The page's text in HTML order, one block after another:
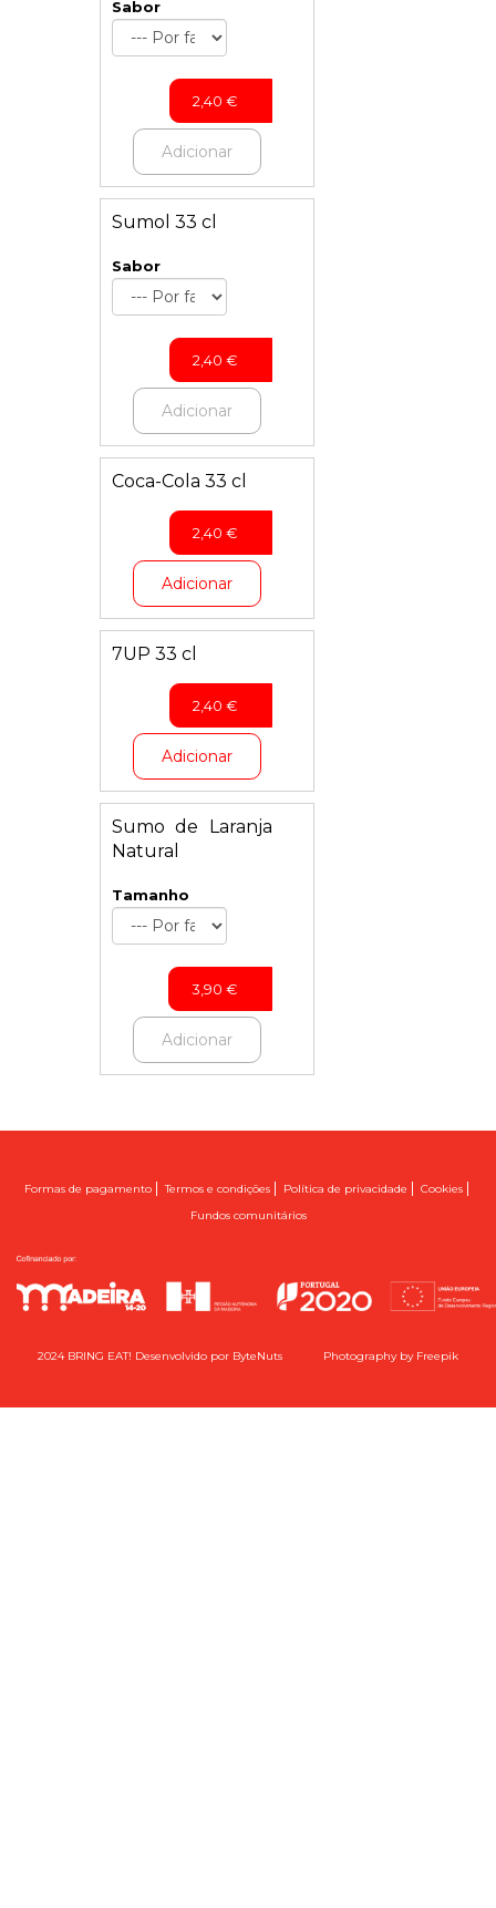
Sabor
2,40 €
Adicionar
Sumol 33 cl
Sabor
2,40 €
Adicionar
Coca-Cola 33 cl
2,40 €
Adicionar
7UP 33 cl
2,40 €
Adicionar
Sumo de Laranja
Natural
Tamanho
3,90 €
Adicionar
Formas de pagamento|Termos e condições| Política de privacidade | Cookies|
Fundos comunitários
2024 BRING EAT! Desenvolvido por ByteNuts Photography by Freepik